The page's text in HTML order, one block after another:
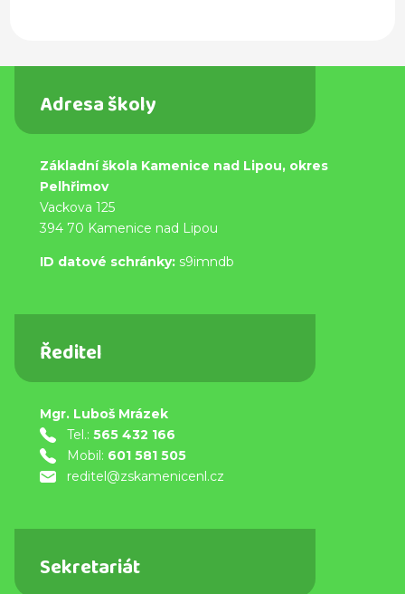
Adresa školy
Základní škola Kamenice nad Lipou, okres
Pelhřimov
Vackova 125
394 70 Kamenice nad Lipou
ID datové schránky: s9imndb
Ředitel
Mgr. Luboš Mrázek
Tel.: 565 432 166
Mobil: 601 581 505
reditel@zskamenicenl.cz
Sekretariát